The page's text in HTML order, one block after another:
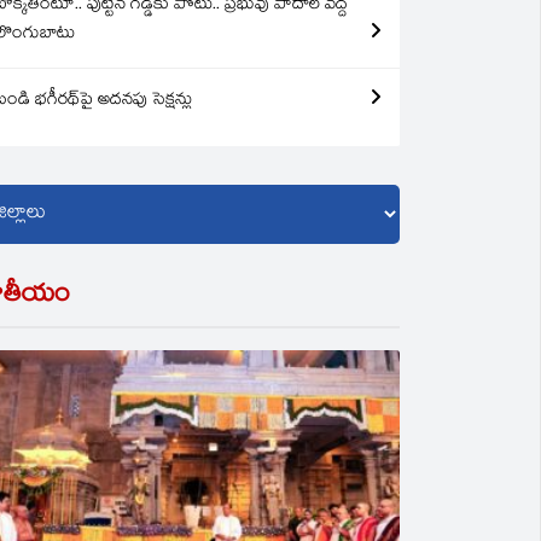
పుట్టిన గడ్డకు పోటు.. ప్రభువు పాదాల వద్ద
భగీరథ్‌పై అదనపు సెక్షన్లు